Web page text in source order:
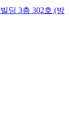
딩 3층 302호 (방